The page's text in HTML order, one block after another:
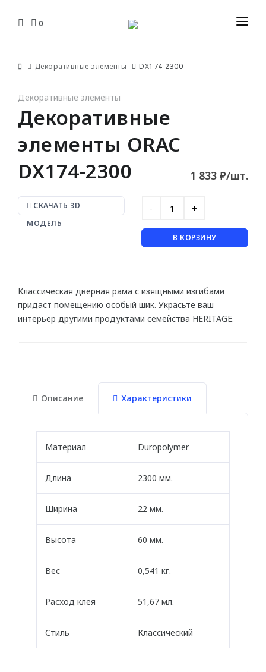
0
Гибкие
C кабель-каналом
Накладные
Плоские
КАРНИЗЫ
Гибкие
Угловые молдинги
Уголки
Из полиуретана
ПОДСВЕТКА
Потолка
Плинтус
ПАНЕЛИ
Рельефные
Рифленые
УСТАНОВКА И МОНТАЖ
ДИЗАЙНЕРАМ
ЮР. ЛИЦАМ И СТРОИТЕЛЯМ
КОНТАКТЫ
Декоративные элементы DX174-2300
Декоративные элементы
Декоративные
элементы ORAC
DX174-2300
1 833 ₽/шт.
СКАЧАТЬ 3D
МОДЕЛЬ
В КОРЗИНУ
Классическая дверная рама с изящными изгибами
придаст помещению особый шик. Украсьте ваш
интерьер другими продуктами семейства HERITAGE.
Описание Характеристики
Материал Duropolymer
Длина 2300 мм.
Ширина 22 мм.
Высота 60 мм.
Вес 0,541 кг.
Расход клея 51,67 мл.
Стиль Классический